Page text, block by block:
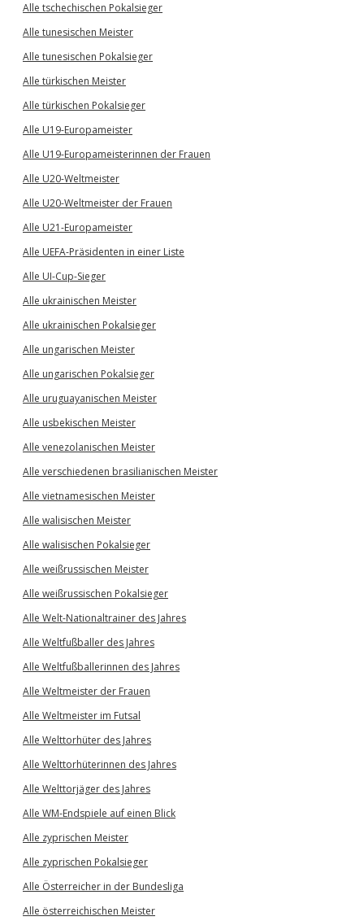
Alle tschechischen Pokalsieger
Alle tunesischen Meister
Alle tunesischen Pokalsieger
Alle türkischen Meister
Alle türkischen Pokalsieger
Alle U19-Europameister
Alle U19-Europameisterinnen der Frauen
Alle U20-Weltmeister
Alle U20-Weltmeister der Frauen
Alle U21-Europameister
Alle UEFA-Präsidenten in einer Liste
Alle UI-Cup-Sieger
Alle ukrainischen Meister
Alle ukrainischen Pokalsieger
Alle ungarischen Meister
Alle ungarischen Pokalsieger
Alle uruguayanischen Meister
Alle usbekischen Meister
Alle venezolanischen Meister
Alle verschiedenen brasilianischen Meister
Alle vietnamesischen Meister
Alle walisischen Meister
Alle walisischen Pokalsieger
Alle weißrussischen Meister
Alle weißrussischen Pokalsieger
Alle Welt-Nationaltrainer des Jahres
Alle Weltfußballer des Jahres
Alle Weltfußballerinnen des Jahres
Alle Weltmeister der Frauen
Alle Weltmeister im Futsal
Alle Welttorhüter des Jahres
Alle Welttorhüterinnen des Jahres
Alle Welttorjäger des Jahres
Alle WM-Endspiele auf einen Blick
Alle zyprischen Meister
Alle zyprischen Pokalsieger
Alle Österreicher in der Bundesliga
Alle österreichischen Meister